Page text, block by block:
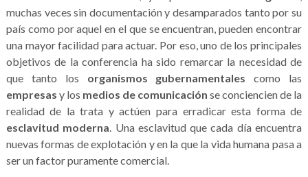
muchas veces sin documentación y desamparados tanto por su
país como por aquel en el que se encuentran, pueden encontrar
una mayor facilidad para actuar. Por eso, uno de los principales
objetivos de la conferencia ha sido remarcar la necesidad de
que tanto los organismos gubernamentales como las
empresas y los medios de comunicación se conciencien de la
realidad de la trata y actúen para erradicar esta forma de
esclavitud moderna. Una esclavitud que cada día encuentra
nuevas formas de explotación y en la que la vida humana pasa a
ser un factor puramente comercial.